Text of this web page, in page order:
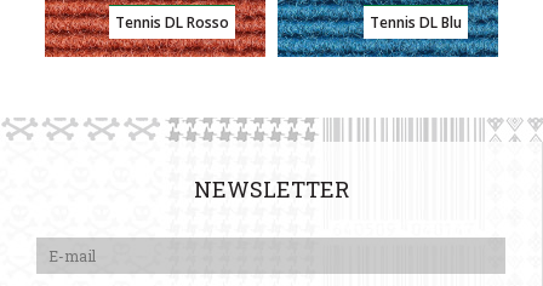
Tennis DL Rosso Tennis DL Blu
NEWSLETTER